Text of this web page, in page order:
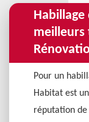
Habillage
meilleurs
Pour un
Habitat est
réputation